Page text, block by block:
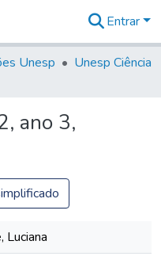
Entrar
Unesp
Unesp Ciência
ano 3,
Luciana